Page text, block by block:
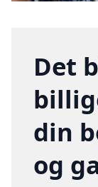
Det
din
og